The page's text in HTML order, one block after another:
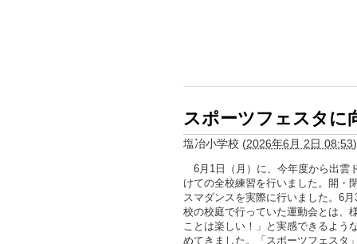
スポーツフェスタに
塩冶小学校 (2026年6月 2日 08:53)
6月1日（月）に、今年度から出雲
けての全校練習を行いました。開・
スマダンスを実際に行いました。6
校の校庭で行っていた運動会とは、
ことは楽しい！」と実感できるよう
めてきました。「スポーツフェスタ